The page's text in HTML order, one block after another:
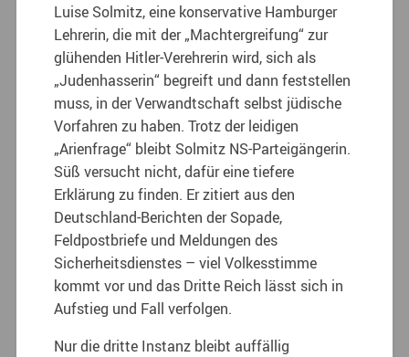
Luise Solmitz, eine konservative Hamburger
Lehrerin, die mit der „Machtergreifung“ zur
glühenden Hitler-Verehrerin wird, sich als
„Judenhasserin“ begreift und dann feststellen
muss, in der Verwandtschaft selbst jüdische
Vorfahren zu haben. Trotz der leidigen
„Arienfrage“ bleibt Solmitz NS-Parteigängerin.
Süß versucht nicht, dafür eine tiefere
Erklärung zu finden. Er zitiert aus den
Deutschland-Berichten der Sopade,
Feldpostbriefe und Meldungen des
Sicherheitsdienstes – viel Volkesstimme
kommt vor und das Dritte Reich lässt sich in
Aufstieg und Fall verfolgen.
Nur die dritte Instanz bleibt auffällig